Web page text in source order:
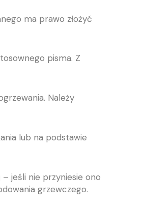
ma prawo złożyć
pisma. Z
Należy
lub na podstawie
– jeśli nie przyniesie ono
grzewczego.